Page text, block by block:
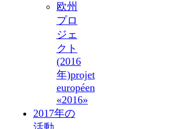
欧州
プロ
ジェ
クト
(2016
年)projet
européen
«2016»
2017年の